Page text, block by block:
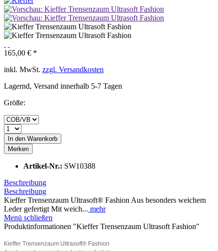
165,00 € *
inkl. MwSt. zzgl. Versandkosten
Lagernd, Versand innerhalb 5-7 Tagen
Größe:
In den Warenkorb
Merken
Artikel-Nr.: SW10388
Beschreibung
Beschreibung
Kieffer Trensenzaum Ultrasoft® Fashion Aus besonders weichem
Leder gefertigt Mit weich... mehr
Menü schließen
Produktinformationen "Kieffer Trensenzaum Ultrasoft Fashion"
Kieffer Trensenzaum Ultrasoft® Fashion